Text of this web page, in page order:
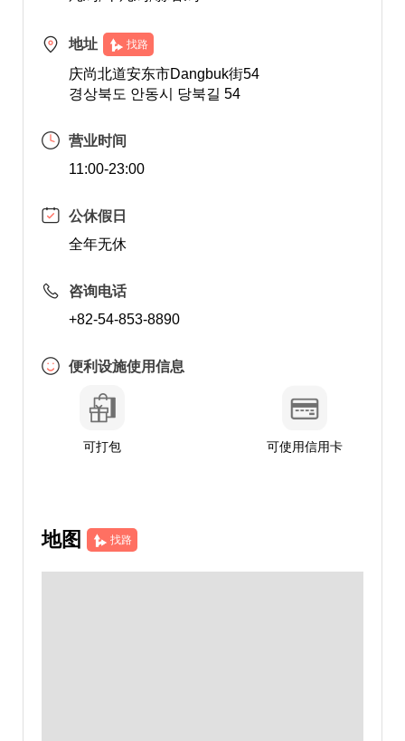
地址 找路
庆尚北道安东市Dangbuk街54
경상북도 안동시 당북길 54
营业时间
11:00-23:00
公休假日
全年无休
咨询电话
+82-54-853-8890
便利设施使用信息
可打包 可使用信用卡
地图 找路